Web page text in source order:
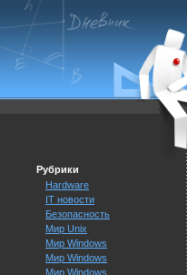
Рубрики
Hardware
IT новости
Безопасность
Мир Unix
Мир Windows
Мир Windows
Мир Windows